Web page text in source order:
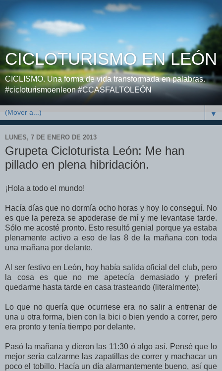
CICLOTURISMO EN LEÓN
CICLISMO. Una forma de vida transformada en palabras.
#cicloturismoenleon #CCASFALTOLEÓN
▼
LUNES, 7 DE ENERO DE 2013
Grupeta Cicloturista León: Me han
pillado en plena hibridación.
¡Hola a todo el mundo!
Hacía días que no dormía ocho horas y hoy lo conseguí. No
es que la pereza se apoderase de mí y me levantase tarde.
Sólo me acosté pronto. Esto resultó genial porque ya estaba
plenamente activo a eso de las 8 de la mañana con toda
una mañana por delante.
Al ser festivo en León, hoy había salida oficial del club, pero
la cosa es que no me apetecía demasiado y preferí
quedarme hasta tarde en casa trasteando (literalmente).
Lo que no quería que ocurriese era no salir a entrenar de
una u otra forma, bien con la bici o bien yendo a correr, pero
era pronto y tenía tiempo por delante.
Pasó la mañana y dieron las 11:30 ó algo así. Pensé que lo
mejor sería calzarme las zapatillas de correr y machacar un
poco el tobillo. Hacía un día alarmantemente bueno, así que